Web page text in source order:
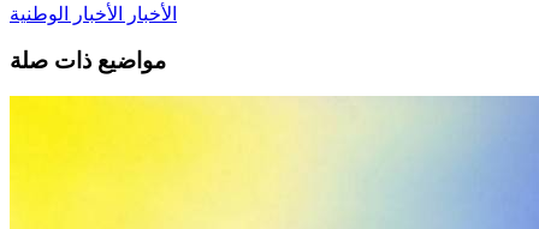
الأخبار الأخبار الوطنية
مواضيع ذات صلة